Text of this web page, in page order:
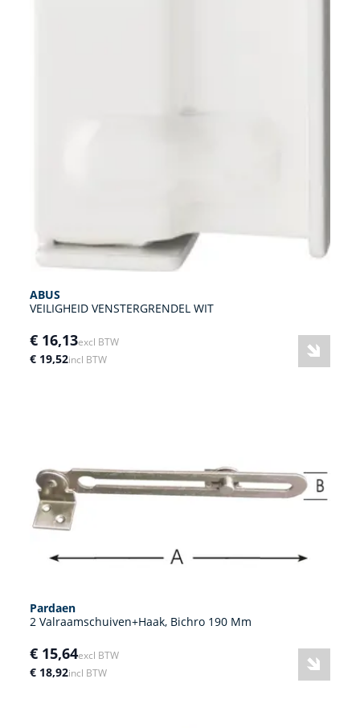
ABUS
VEILIGHEID VENSTERGRENDEL WIT
€ 16,13excl BTW
€ 19,52incl BTW
Pardaen
2 Valraamschuiven+Haak, Bichro 190 Mm
€ 15,64excl BTW
€ 18,92incl BTW